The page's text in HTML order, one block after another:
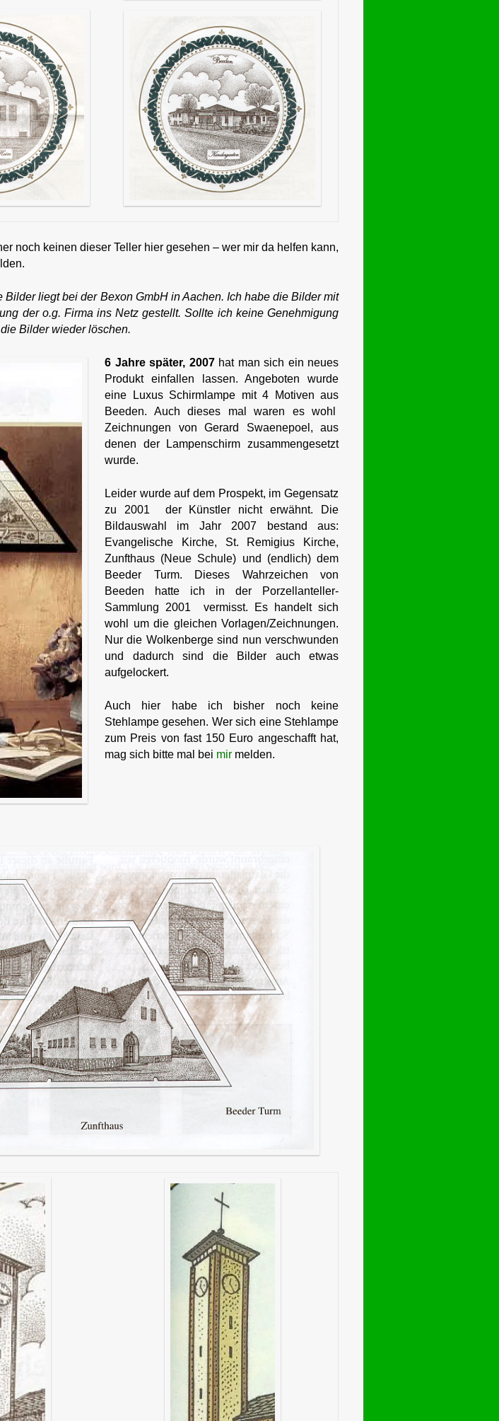
noch keinen dieser Teller hier gesehen – wer mir da helfen kann,
Bilder liegt bei der Bexon GmbH in Aachen. Ich habe die Bilder mit
der o.g. Firma ins Netz gestellt. Sollte ich keine Genehmigung
Bilder wieder löschen.
6 Jahre später, 2007hat man sich ein neues
Produkt einfallen lassen. Angeboten wurde
eine Luxus Schirmlampe mit 4 Motiven aus
Beeden. Auch dieses mal waren es wohl
Zeichnungen von Gerard Swaenepoel, aus
denen der Lampenschirm zusammengesetzt
wurde.
Leider wurde auf dem Prospekt, im Gegensatz
zu 2001 der Künstler nicht erwähnt. Die
Bildauswahl im Jahr 2007 bestand aus:
Evangelische Kirche, St. Remigius Kirche,
Zunfthaus (Neue Schule) und (endlich) dem
Beeder Turm. Dieses Wahrzeichen von
Beeden hatte ich in der Porzellanteller-
Sammlung 2001 vermisst. Es handelt sich
wohl um die gleichen Vorlagen/Zeichnungen.
Nur die Wolkenberge sind nun verschwunden
und dadurch sind die Bilder auch etwas
aufgelockert.
Auch hier habe ich bisher noch keine
Stehlampe gesehen. Wer sich eine Stehlampe
zum Preis von fast 150 Euro angeschafft hat,
mag sich bitte mal bei mir melden.